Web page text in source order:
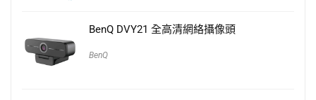
BenQ DVY21 全高清網絡攝像頭
BenQ